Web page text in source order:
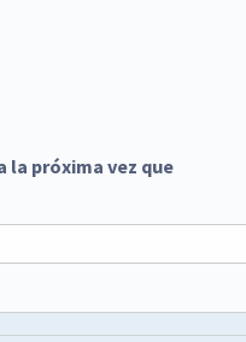
la próxima vez que